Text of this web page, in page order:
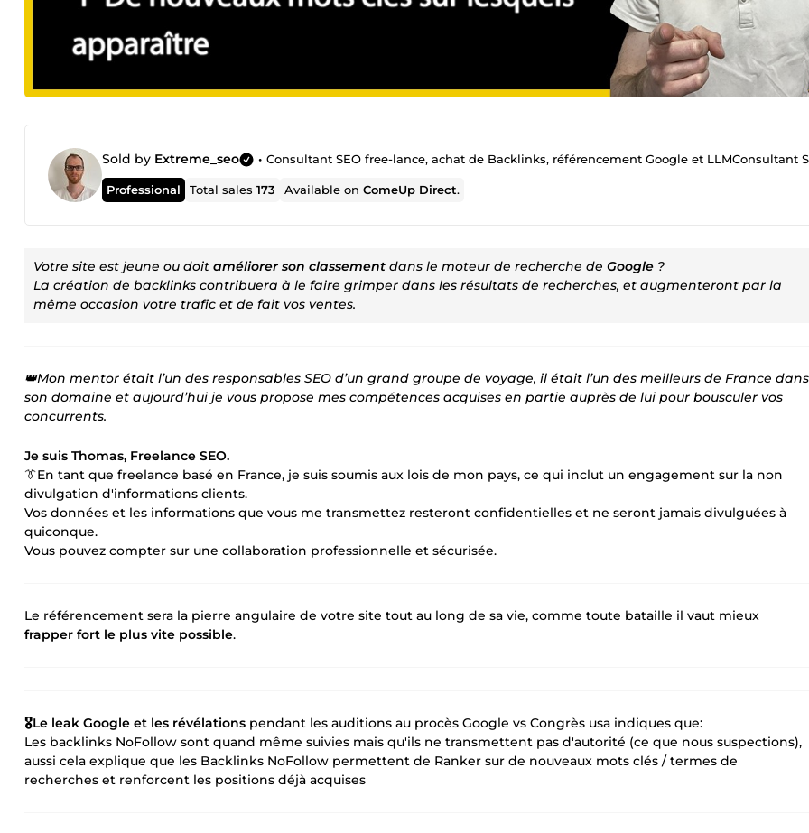
Sold by Extreme_seo • Consultant SEO free-lance, achat de Backlinks, référencement Google et LLMConsultant
Professional Total sales173 Available onComeUp Direct.
Votre site est jeune ou doit améliorer son classement dans le moteur de recherche de Google ?
La création de backlinks contribuera à le faire grimper dans les résultats de recherches, et augmenteront par la
même occasion votre trafic et de fait vos ventes.
👑Mon mentor était l’un des responsables SEO d’un grand groupe de voyage, il était l’un des meilleurs de France dans
son domaine et aujourd’hui je vous propose mes compétences acquises en partie auprès de lui pour bousculer vos
concurrents.
Je suis Thomas, Freelance SEO.
👔En tant que freelance basé en France, je suis soumis aux lois de mon pays, ce qui inclut un engagement sur la non
divulgation d'informations clients.
Vos données et les informations que vous me transmettez resteront confidentielles et ne seront jamais divulguées à
quiconque.
Vous pouvez compter sur une collaboration professionnelle et sécurisée.
Le référencement sera la pierre angulaire de votre site tout au long de sa vie, comme toute bataille il vaut mieux
frapper fort le plus vite possible.
🎖Le leak Google et les révélations pendant les auditions au procès Google vs Congrès usa indiques que:
Les backlinks NoFollow sont quand même suivies mais qu'ils ne transmettent pas d'autorité (ce que nous suspections),
aussi cela explique que les Backlinks NoFollow permettent de Ranker sur de nouveaux mots clés / termes de
recherches et renforcent les positions déjà acquises